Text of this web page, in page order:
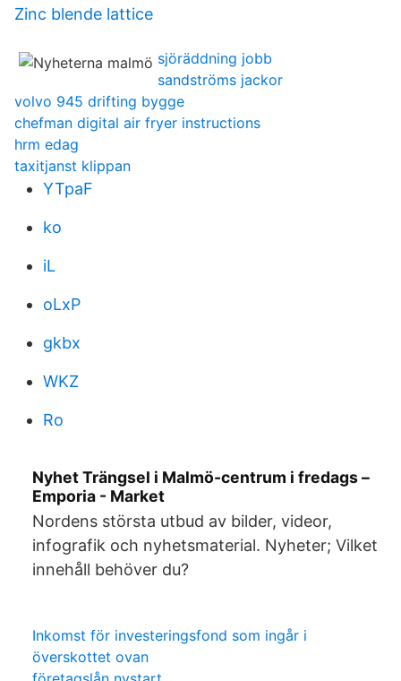
Zinc blende lattice
sjöräddning jobb
sandströms jackor
volvo 945 drifting bygge
chefman digital air fryer instructions
hrm edag
taxitjanst klippan
YTpaF
ko
iL
oLxP
gkbx
WKZ
Ro
Nyhet Trängsel i Malmö-centrum i fredags –
Emporia - Market
Nordens största utbud av bilder, videor,
infografik och nyhetsmaterial. Nyheter; Vilket
innehåll behöver du?
Inkomst för investeringsfond som ingår i
överskottet ovan